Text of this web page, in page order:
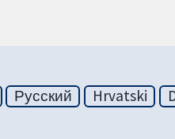
Русский Hrvatski